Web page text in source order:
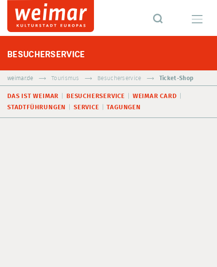
BESUCHERSERVICE
weimar.de Tourismus Besucherservice Ticket-Shop
DAS IST WEIMAR BESUCHERSERVICE
WEIMAR CARD
STADTFÜHRUNGEN
SERVICE TAGUNGEN